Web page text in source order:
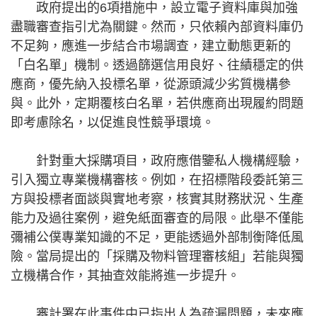
政府提出的6項措施中，設立電子資料庫與加強
盡職審查指引尤為關鍵。然而，只依賴內部資料庫仍
不足夠，應進一步結合市場調查，建立動態更新的
「白名單」機制。透過篩選信用良好、往績穩定的供
應商，優先納入投標名單，從源頭減少劣質機構參
與。此外，定期覆核白名單，若供應商出現履約問題
即考慮除名，以促進良性競爭環境。
針對重大採購項目，政府應借鑒私人機構經驗，
引入獨立專業機構審核。例如，在招標階段委託第三
方與投標者面談與實地考察，核實其財務狀況、生產
能力及過往案例，避免紙面審查的局限。此舉不僅能
彌補公僕專業知識的不足，更能透過外部制衡降低風
險。當局提出的「採購及物料管理審核組」若能與獨
立機構合作，其抽查效能將進一步提升。